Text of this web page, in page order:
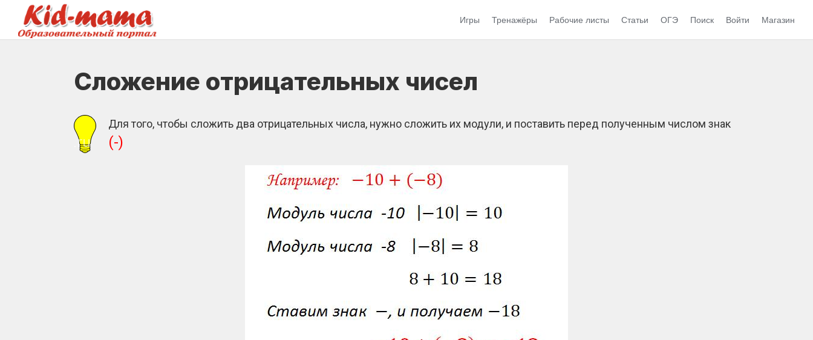
Игры Тренажёры Рабочие листы Статьи ОГЭ Поиск Войти Магазин
Сложение отрицательных чисел
Для того, чтобы сложить два отрицательных числа, нужно сложить их модули, и поставить перед полученным числом знак
(-)